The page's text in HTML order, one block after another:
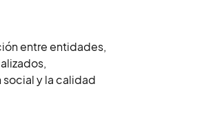
entre entidades,
y la calidad